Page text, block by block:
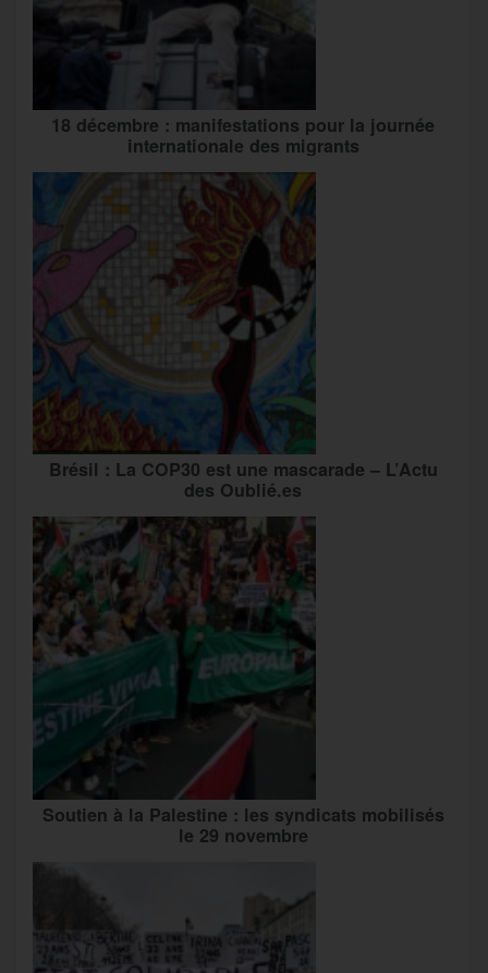
18 décembre : manifestations pour la journée
internationale des migrants
Brésil : La COP30 est une mascarade – L’Actu
des Oublié.es
Soutien à la Palestine : les syndicats mobilisés
le 29 novembre